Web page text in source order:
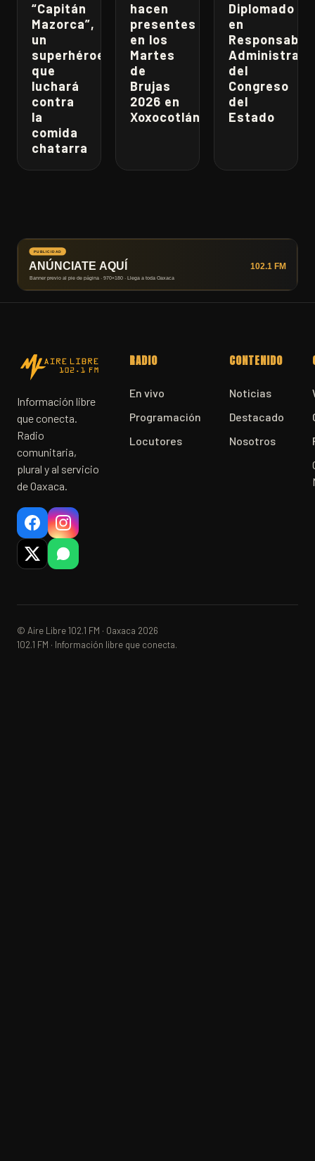
“Capitán
Mazorca”,
un
superhéroe
que
luchará
contra
la
comida
chatarra
hacen
presentes
en los
Martes
de
Brujas
2026 en
Xoxocotlán
Diplomado
en
del
Congreso
del
Estado
Información libre
que conecta.
Radio
comunitaria,
plural y al servicio
de Oaxaca.
RADIO
En vivo
Programación
Locutores
CONTENIDO
Noticias
Destacado
Nosotros
© Aire Libre 102.1 FM · Oaxaca 2026
102.1 FM · Información libre que conecta.